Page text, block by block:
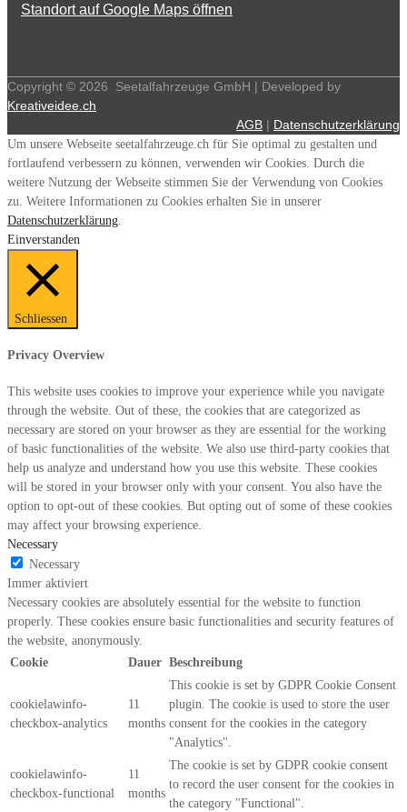
Standort auf Google Maps öffnen
Copyright © 2026
Seetalfahrzeuge GmbH | Developed by
Kreativeidee.ch
AGB | Datenschutzerklärung
Um unsere Webseite seetalfahrzeuge.ch für Sie optimal zu gestalten und
fortlaufend verbessern zu können, verwenden wir Cookies. Durch die
weitere Nutzung der Webseite stimmen Sie der Verwendung von Cookies
zu. Weitere Informationen zu Cookies erhalten Sie in unserer
Datenschutzerklärung
Einverstanden
Schliessen
Privacy Overview
This website uses cookies to improve your experience while you navigate
through the website. Out of these, the cookies that are categorized as
necessary are stored on your browser as they are essential for the working
of basic functionalities of the website. We also use third-party cookies that
help us analyze and understand how you use this website. These cookies
will be stored in your browser only with your consent. You also have the
option to opt-out of these cookies. But opting out of some of these cookies
may affect your browsing experience.
Necessary
Necessary
Immer aktiviert
Necessary cookies are absolutely essential for the website to function
properly. These cookies ensure basic functionalities and security features of
the website, anonymously.
Cookie
Dauer Beschreibung
cookielawinfo-
checkbox-analytics
11
months
This cookie is set by GDPR Cookie Consent
plugin. The cookie is used to store the user
consent for the cookies in the category
"Analytics".
cookielawinfo-
checkbox-functional
11
months
The cookie is set by GDPR cookie consent
to record the user consent for the cookies in
the category "Functional".